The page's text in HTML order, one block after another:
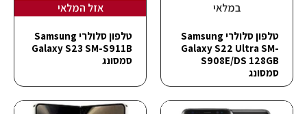
במלאי
טלפון סלולרי Samsung
Galaxy S22 Ultra SM-
S908E/DS 128GB
סמסונג
אזל המלאי
טלפון סלולרי Samsung
Galaxy S23 SM-S911B
סמסונג